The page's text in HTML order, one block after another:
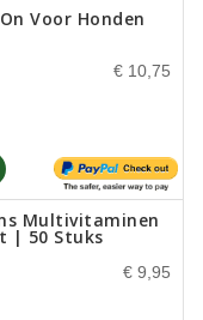
Voor Honden
€ 10,75
Multivitaminen
| 50 Stuks
€ 9,95